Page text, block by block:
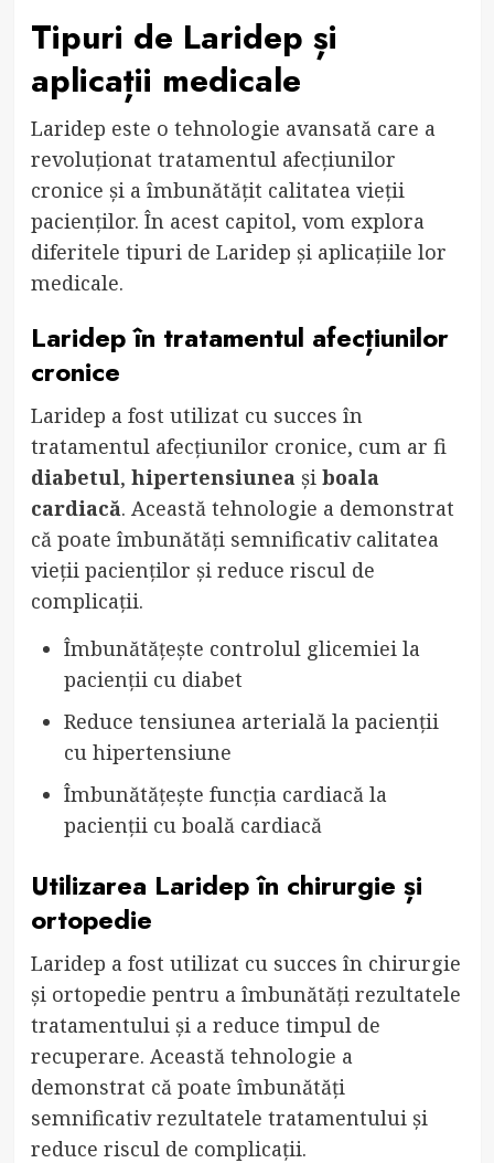
Tipuri de Laridep și
aplicații medicale
Laridep este o tehnologie avansată care a
revoluționat tratamentul afecțiunilor
cronice și a îmbunătățit calitatea vieții
pacienților. În acest capitol, vom explora
diferitele tipuri de Laridep și aplicațiile lor
medicale.
Laridep în tratamentul afecțiunilor
cronice
Laridep a fost utilizat cu succes în
tratamentul afecțiunilor cronice, cum ar fi
diabetul, hipertensiunea și boala
cardiacă. Această tehnologie a demonstrat
că poate îmbunătăți semnificativ calitatea
vieții pacienților și reduce riscul de
complicații.
Îmbunătățește controlul glicemiei la
pacienții cu diabet
Reduce tensiunea arterială la pacienții
cu hipertensiune
Îmbunătățește funcția cardiacă la
pacienții cu boală cardiacă
Utilizarea Laridep în chirurgie și
ortopedie
Laridep a fost utilizat cu succes în chirurgie
și ortopedie pentru a îmbunătăți rezultatele
tratamentului și a reduce timpul de
recuperare. Această tehnologie a
demonstrat că poate îmbunătăți
semnificativ rezultatele tratamentului și
reduce riscul de complicații.